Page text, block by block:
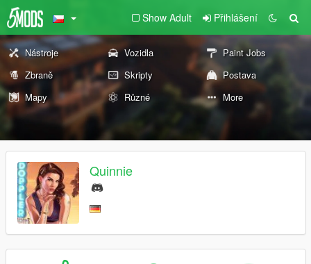
Show Adult Přihlášení
Nástroje Vozidla
Paint Jobs
Zbraně
Skripty
Postava
Mapy
Různé More
Quinnie